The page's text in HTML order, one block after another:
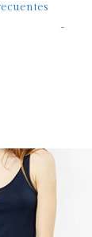
lucir